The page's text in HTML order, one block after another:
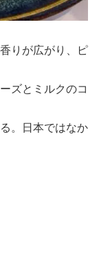
りが広がり、ピ
ズとミルクのコ
。日本ではなか